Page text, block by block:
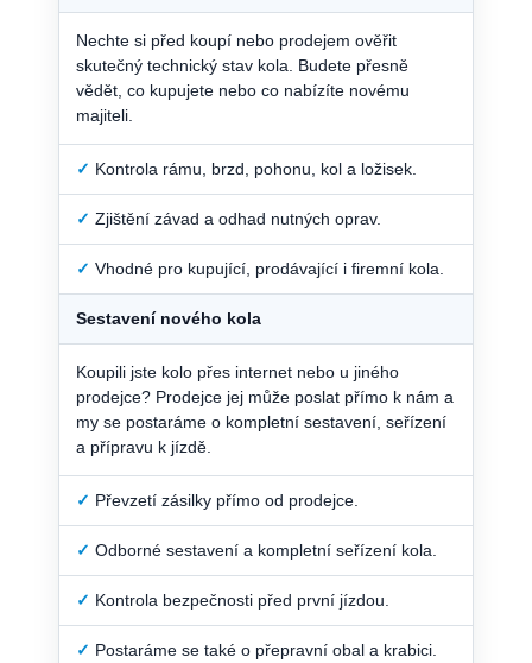
Nechte si před koupí nebo prodejem ověřit
skutečný technický stav kola. Budete přesně
vědět, co kupujete nebo co nabízíte novému
majiteli.
✓ Kontrola rámu, brzd, pohonu, kol a ložisek.
✓ Zjištění závad a odhad nutných oprav.
✓ Vhodné pro kupující, prodávající i firemní kola.
Sestavení nového kola
Koupili jste kolo přes internet nebo u jiného
prodejce? Prodejce jej může poslat přímo k nám a
my se postaráme o kompletní sestavení, seřízení
a přípravu k jízdě.
✓ Převzetí zásilky přímo od prodejce.
✓ Odborné sestavení a kompletní seřízení kola.
✓ Kontrola bezpečnosti před první jízdou.
✓ Postaráme se také o přepravní obal a krabici.